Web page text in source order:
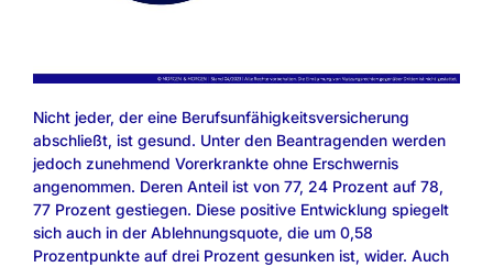
Nicht jeder, der eine Berufsunfähigkeitsversicherung
abschließt, ist gesund. Unter den Beantragenden werden
jedoch zunehmend Vorerkrankte ohne Erschwernis
angenommen. Deren Anteil ist von 77, 24 Prozent auf 78,
77 Prozent gestiegen. Diese positive Entwicklung spiegelt
sich auch in der Ablehnungsquote, die um 0,58
Prozentpunkte auf drei Prozent gesunken ist, wider. Auch